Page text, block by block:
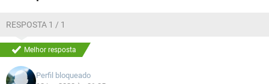
RESPOSTA 1 / 1
Melhor resposta
Perfil bloqueado